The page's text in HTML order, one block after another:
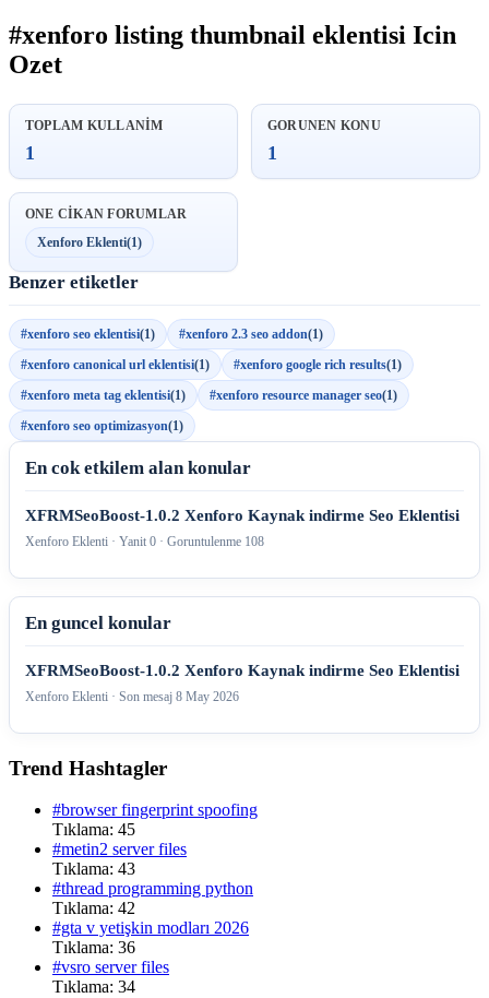
#xenforo listing thumbnail eklentisi Icin
Ozet
TOPLAM KULLANIM
1
GORUNEN KONU
1
ONE CIKAN FORUMLAR
Xenforo Eklenti(1)
Benzer etiketler
#xenforo seo eklentisi(1) #xenforo 2.3 seo addon(1)
#xenforo canonical url eklentisi(1) #xenforo google rich results(1)
#xenforo meta tag eklentisi(1) #xenforo resource manager seo(1)
#xenforo seo optimizasyon(1)
En cok etkilem alan konular
XFRMSeoBoost-1.0.2 Xenforo Kaynak indirme Seo Eklentisi
Xenforo Eklenti · Yanit 0 · Goruntulenme 108
En guncel konular
XFRMSeoBoost-1.0.2 Xenforo Kaynak indirme Seo Eklentisi
Xenforo Eklenti · Son mesaj 8 May 2026
Trend Hashtagler
#browser fingerprint spoofing
Tıklama: 45
#metin2 server files
Tıklama: 43
#thread programming python
Tıklama: 42
#gta v yetişkin modları 2026
Tıklama: 36
#vsro server files
Tıklama: 34